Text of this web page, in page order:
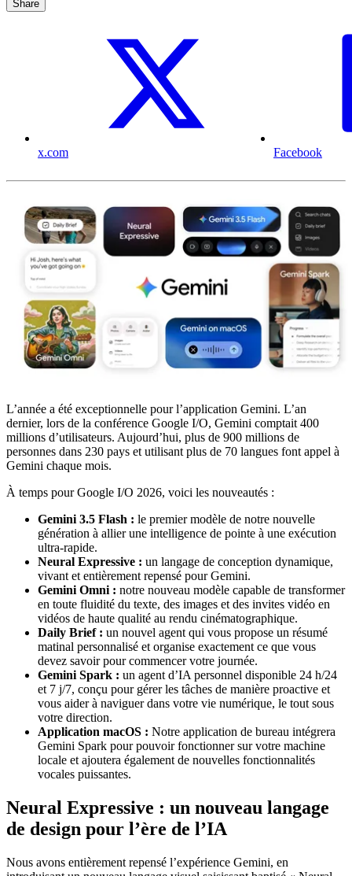
Share
x.com Facebook
L’année a été exceptionnelle pour l’application Gemini. L’an
dernier, lors de la conférence Google I/O, Gemini comptait 400
millions d’utilisateurs. Aujourd’hui, plus de 900 millions de
personnes dans 230 pays et utilisant plus de 70 langues font appel à
Gemini chaque mois.
À temps pour Google I/O 2026, voici les nouveautés :
Gemini 3.5 Flash : le premier modèle de notre nouvelle
génération à allier une intelligence de pointe à une exécution
ultra-rapide.
Neural Expressive : un langage de conception dynamique,
vivant et entièrement repensé pour Gemini.
Gemini Omni : notre nouveau modèle capable de transformer
en toute fluidité du texte, des images et des invites vidéo en
vidéos de haute qualité au rendu cinématographique.
Daily Brief : un nouvel agent qui vous propose un résumé
matinal personnalisé et organise exactement ce que vous
devez savoir pour commencer votre journée.
Gemini Spark : un agent d’IA personnel disponible 24 h/24
et 7 j/7, conçu pour gérer les tâches de manière proactive et
vous aider à naviguer dans votre vie numérique, le tout sous
votre direction.
Application macOS : Notre application de bureau intégrera
Gemini Spark pour pouvoir fonctionner sur votre machine
locale et ajoutera également de nouvelles fonctionnalités
vocales puissantes.
Neural Expressive : un nouveau langage
de design pour l’ère de l’IA
Nous avons entièrement repensé l’expérience Gemini, en